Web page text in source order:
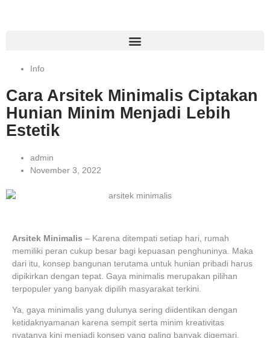
Info
Cara Arsitek Minimalis Ciptakan
Hunian Minim Menjadi Lebih
Estetik
admin
November 3, 2022
Arsitek Minimalis – Karena ditempati setiap hari, rumah
memiliki peran cukup besar bagi kepuasan penghuninya. Maka
dari itu, konsep bangunan terutama untuk hunian pribadi harus
dipikirkan dengan tepat. Gaya minimalis merupakan pilihan
terpopuler yang banyak dipilih masyarakat terkini.
Ya, gaya minimalis yang dulunya sering diidentikan dengan
ketidaknyamanan karena sempit serta minim kreativitas
nyatanya kini menjadi konsep yang paling banyak digemari.